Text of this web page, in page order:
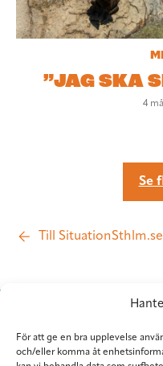
För att ge en bra upplevelse
och/eller komma åt
”JAG SKA
4
Se
Till SituationSthlm.se